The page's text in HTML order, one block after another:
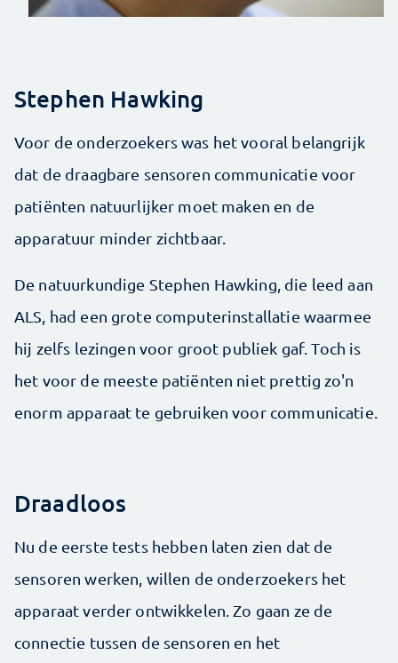
Stephen Hawking
Voor de onderzoekers was het vooral belangrijk
dat de draagbare sensoren communicatie voor
patiënten natuurlijker moet maken en de
apparatuur minder zichtbaar.
De natuurkundige Stephen Hawking, die leed aan
ALS, had een grote computerinstallatie waarmee
hij zelfs lezingen voor groot publiek gaf. Toch is
het voor de meeste patiënten niet prettig zo'n
enorm apparaat te gebruiken voor communicatie.
Draadloos
Nu de eerste tests hebben laten zien dat de
sensoren werken, willen de onderzoekers het
apparaat verder ontwikkelen. Zo gaan ze de
connectie tussen de sensoren en het